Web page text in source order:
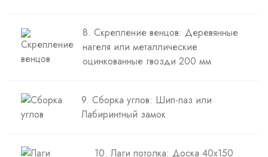
8. Скрепление венцов: Деревянные
нагеля или металлические
оцинкованные гвозди 200 мм
9. Сборка углов: Шип-паз или
Лабиринтный замок
10. Лаги потолка: Доска 40х150